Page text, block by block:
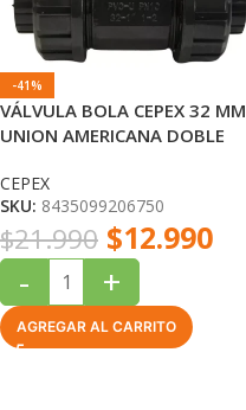
-41%
VÁLVULA BOLA CEPEX 32 MM
UNION AMERICANA DOBLE
CEPEX
SKU: 8435099206750
$21.990 $12.990
- +
AGREGAR AL CARRITO